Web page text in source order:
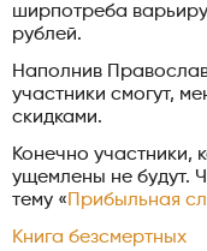
ширпотреба
рублей.
Наполнив
участники смогут,
скидками.
Конечно участники,
ущемлены не будут.
тему « Прибыльная
Книга безсмертных